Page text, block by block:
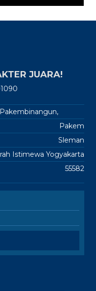
JUARA!
Pakem
Sleman
Istimewa Yogyakarta
55582